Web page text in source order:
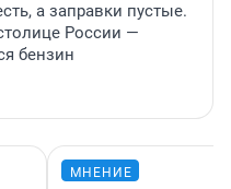
а заправки пустые.
России —
бензин
МНЕНИЕ